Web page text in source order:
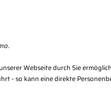
.
Webseite durch Sie
- so kann eine direkte